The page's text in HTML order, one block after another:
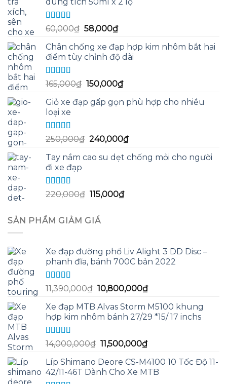
Được xếp
hạng
5.005
sao
60,000₫ Giá
là:
60,000₫.
58,000₫Giá
tại
là:
Chân chống xe đạp hợp kim nhôm bắt hai
điểm tùy chỉnh độ dài
Được xếp
hạng
5.005
sao
165,000₫ Giá
là:
150,000₫Giá
tại
Giỏ xe đạp gấp gọn phù hợp cho nhiều
loại xe
Được xếp
hạng
5
sao
250,000₫ Giá
là:
240,000₫Giá
tại
Tay nắm cao su dẹt chống mỏi cho người
đi xe đạp
Được xếp
hạng
5
220,000₫ Giá
là:
220,000₫.
115,000₫Giá
SẢN PHẨM GIẢM GIÁ
Xe đạp đường phố Liv Alight 3 DD Disc –
phanh đĩa, bánh 700C bản 2022
Được xếp
hạng
5.00
sao
11,390,000₫ Giá
là:
11,390,000₫.
10,800,000₫Giá
tại
là:
Xe đạp MTB Alvas Storm M5100 khung
hợp kim nhôm bánh 27/29 *15/ 17 inchs
Được xếp
hạng
5.00
sao
14,000,000₫ Giá
là:
14,000,000₫.
11,500,000₫Giá
tại
là:
Líp Shimano Deore CS-M4100 10 Tốc Độ 11-
42/11-46T Dành Cho Xe MTB